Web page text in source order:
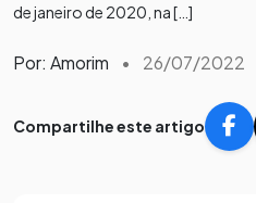
de janeiro de 2020, na […]
Por: Amorim • 26/07/2022
Compartilhe este artigo